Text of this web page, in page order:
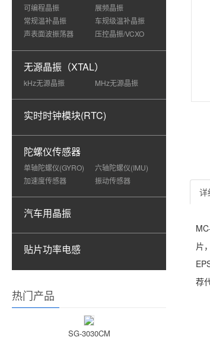
可编程晶振
展频晶振
常规温补晶振
车规级温补晶振
声表面波振荡器
压控晶振/VCXO
无源晶振（XTAL）
kHz无源晶振 MHz无源晶振
实时时钟模块(RTC)
陀螺仪传感器
单轴陀螺仪(GYRO)
六轴陀螺仪(IMU)
加速度传感器
振动传感器
汽车用晶振
贴片功率电感
热门产品
SG-3030CM
详
片
荐